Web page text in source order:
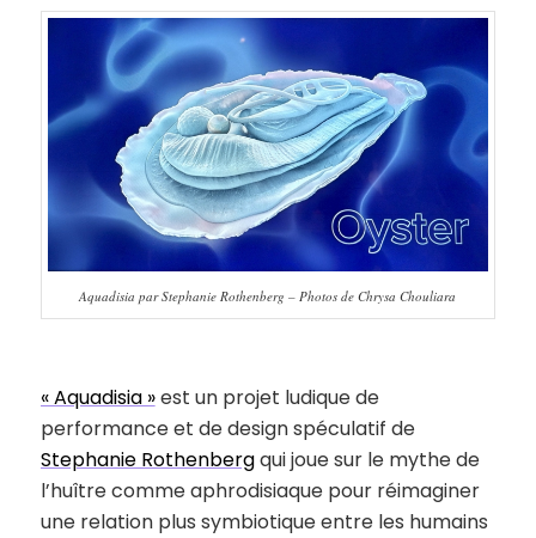
Aquadisia par Stephanie Rothenberg – Photos de Chrysa Chouliara
« Aquadisia »est un projet ludique de
performance et de design spéculatif de
Stephanie Rothenbergqui joue sur le mythe de
l’huître comme aphrodisiaque pour réimaginer
une relation plus symbiotique entre les humains